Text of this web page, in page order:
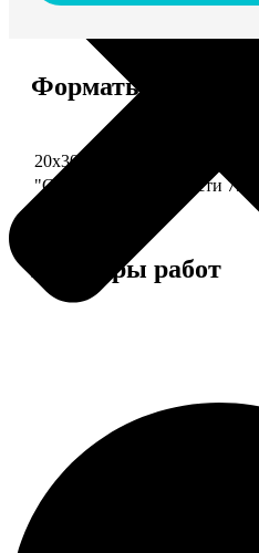
Форматы и цены
Услуга
20х30 110 частей
"Сердце" 20х20 74 части 790
Примеры работ